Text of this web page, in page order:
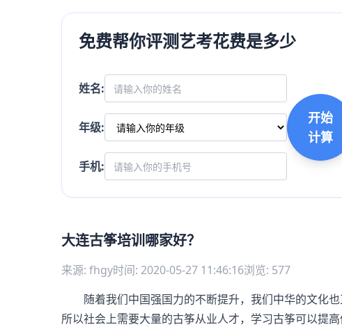
免费帮你评测艺考花费是多少
姓名:
年级:
手机:
开始
计算
大连古筝培训哪家好？
来源: fhgy时间: 2020-05-27 11:46:16浏览: 577
随着我们中国强国力的不断提升，我们中华的文化也
所以社会上需要大量的古筝从业人才，学习古筝可以提